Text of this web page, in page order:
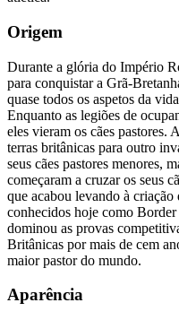
Origem
Durante a glória do Império
para conquistar a Grã-
quase todos os aspetos da
Enquanto as legiões de
eles vieram os cães pastores.
terras britânicas para outro
seus cães pastores menores,
começaram a cruzar os seus
que acabou levando à criação
conhecidos hoje como
dominou as provas
Britânicas por mais de cem
maior pastor do mundo.
Aparência